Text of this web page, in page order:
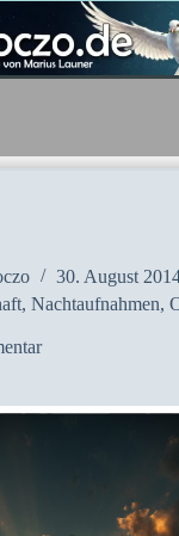
30. August
, Nachtaufnahmen,